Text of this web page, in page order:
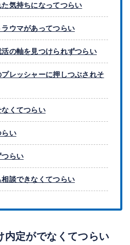
気持ちになってつらい
ウマがあってつらい
の軸を見つけられずつらい
レッシャーに押しつぶされそ
くてつらい
らい
つらい
談できなくてつらい
内定がでなくてつらい